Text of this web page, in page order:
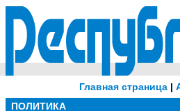
Главная страница|
ПОЛИТИКА